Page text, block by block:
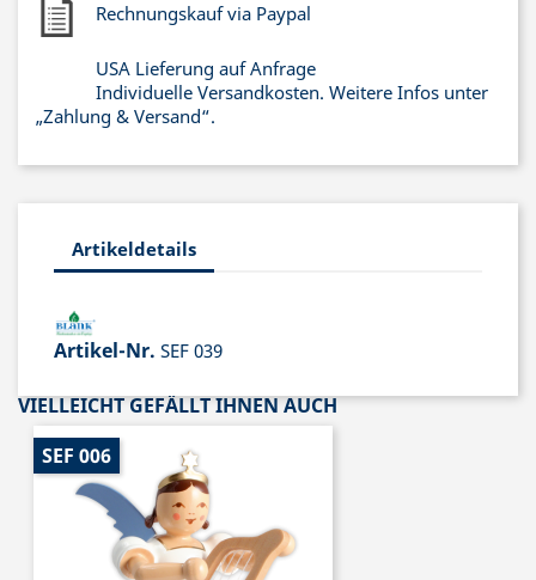
Rechnungskauf via Paypal
USA Lieferung auf Anfrage
Individuelle Versandkosten. Weitere Infos unter
„Zahlung & Versand“.
Artikeldetails
Artikel-Nr. SEF 039
VIELLEICHT GEFÄLLT IHNEN AUCH
SEF 006